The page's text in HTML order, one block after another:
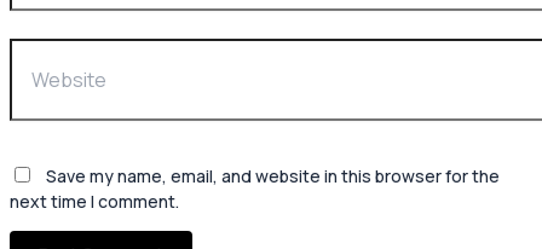
Save my name, email, and website in this browser for the
next time I comment.